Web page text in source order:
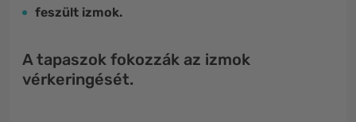
feszült izmok.
A tapaszok fokozzák az izmok
vérkeringését.